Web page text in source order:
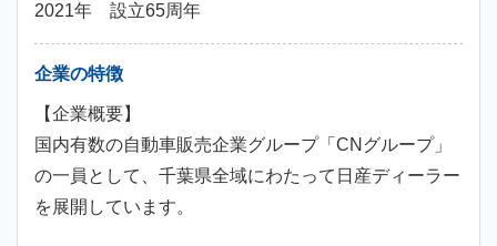
2021年 設立65周年
企業の特徴
【企業概要】
国内有数の自動車販売企業グループ「CNグループ」
の一員として、千葉県全域にわたって日産ディーラー
を展開しています。